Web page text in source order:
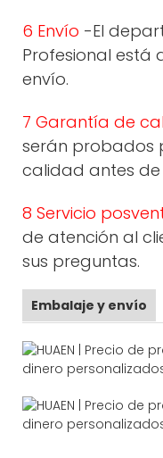
6 Envío -El
Profesional está
envío.
7 Garantía de
serán probados
calidad antes
8 Servicio
de atención al
sus preguntas.
Embalaje y envío